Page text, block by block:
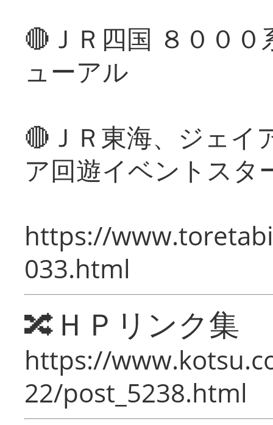
🔴ＪＲ四国 ８００
ューアル
🔴ＪＲ東海、ジェイ
ア回遊イベントスタ
https://
033.html
🔀ＨＰリンク集
https://
22/post_5238.html